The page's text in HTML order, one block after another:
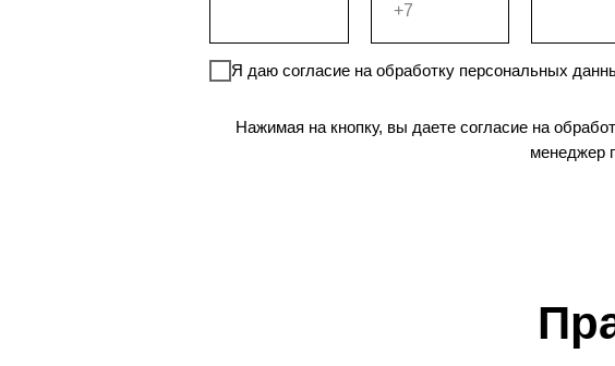
Я даю согласие на обработку персональных
Нажимая на кнопку, вы даете согласие на
менеджер